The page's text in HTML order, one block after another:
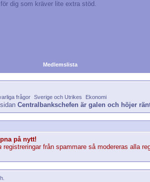
Medlemslista
frågor Sverige och Utrikes Ekonomi
Centralbankschefen är galen och höjer
på nytt!
registreringar från spammare så modereras alla